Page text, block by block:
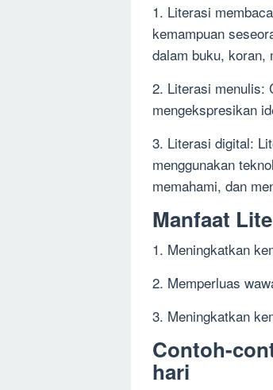
1. Literasi
kemampuan
dalam buku, koran,
2. Literasi menulis:
mengekspresikan
3. Literasi digital:
menggunakan
memahami, dan
Manfaat
1. Meningkatkan
2. Memperluas
3. Meningkatkan
Contoh-
hari